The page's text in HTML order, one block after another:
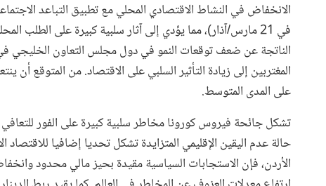
الانخفاض في النشاط الاقتصادي المحلي مع تطبيق التباعد
في 21 مارس/آذار)، مما يؤدي إلى آثار سلبية كبيرة على
الناتجة عن ضعف توقعات النمو في دول مجلس التعاون الخليجي
على المدى المتوسط.
تشكل جائحة فيروس كورونا مخاطر سلبية كبيرة على الفور للتعافي
حالة عدم اليقين الإقليمي المتزايدة تشكل تحديا إضافيا
الأردن، فإن الاستجابات السياسية مقيدة بحيز مالي محدود